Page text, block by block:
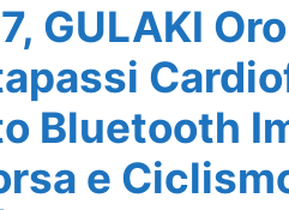
GULAKI
Bluetooth
e